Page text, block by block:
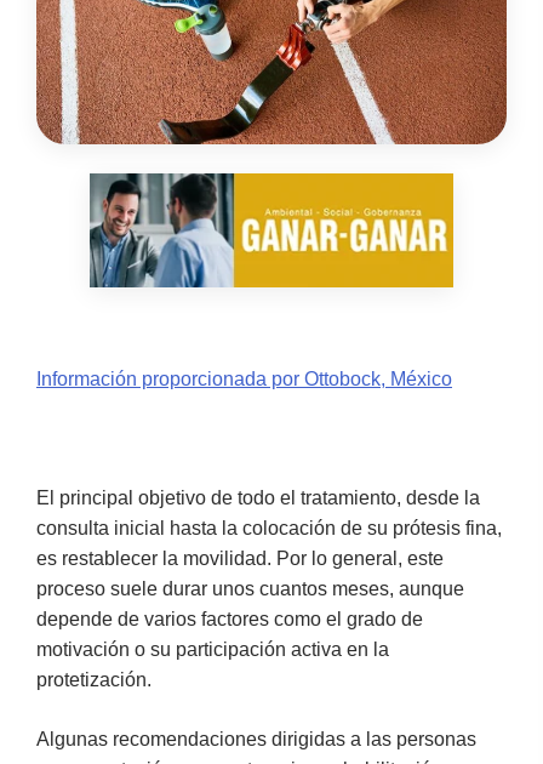
Información proporcionada por Ottobock, México
El principal objetivo de todo el tratamiento, desde la
consulta inicial hasta la colocación de su prótesis fina,
es restablecer la movilidad. Por lo general, este
proceso suele durar unos cuantos meses, aunque
depende de varios factores como el grado de
motivación o su participación activa en la
protetización.
Algunas recomendaciones dirigidas a las personas